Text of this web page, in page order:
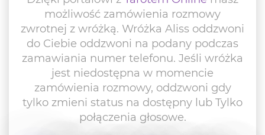
możliwość zamówienia rozmowy
zwrotnej z wróżką. Wróżka Aliss oddzwoni
do Ciebie oddzwoni na podany podczas
zamawiania numer telefonu. Jeśli wróżka
jest niedostępna w momencie
zamówienia rozmowy, oddzwoni gdy
tylko zmieni status na dostępny lub Tylko
połączenia głosowe.